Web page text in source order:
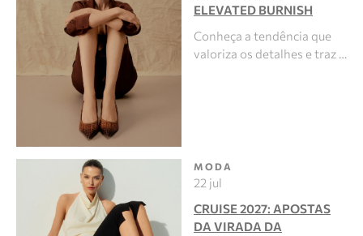
ELEVATED BURNISH
Conheça a tendência que
valoriza os detalhes e traz …
MODA
22 jul
CRUISE 2027: APOSTAS
DA VIRADA DA